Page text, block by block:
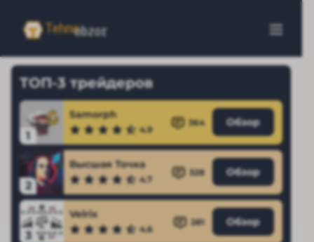
ТОП-3 трейдеров
1
Samorph
4.9
364 Обзор
2
Высшая Точка
4.7
328 Обзор
3
Velrix
4.6
281 Обзор